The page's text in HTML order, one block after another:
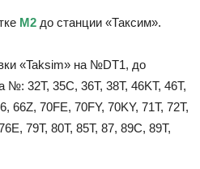
М2 до станции «Таксим».
«Taksim» на №DT1, до
№: 32T, 35C, 36T, 38T, 46KT, 46T,
66Z, 70FE, 70FY, 70KY, 71T, 72T,
79T, 80T, 85T, 87, 89C, 89T,